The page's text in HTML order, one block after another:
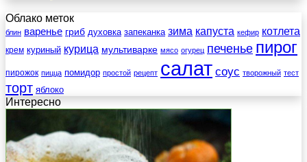
Облако меток
блин варенье гриб духовка запеканка зима капуста кефир котлета
крем куриный курица мультиварке мясо огурец печенье пирог
пирожок пицца помидор простой рецепт салат соус творожный тест
торт яблоко
Интересно